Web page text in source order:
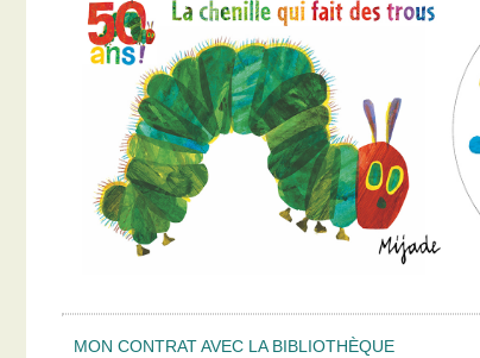
MON CONTRAT AVEC LA BIBLIOTHÈQUE